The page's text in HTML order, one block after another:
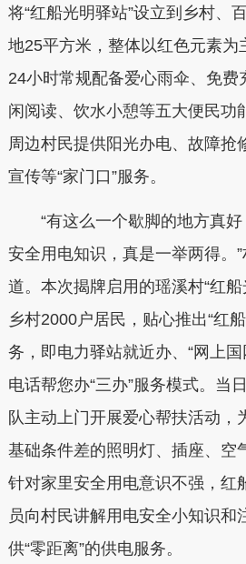
将“红船光明驿站”设立到乡村、
地25平方米，整体以红色元素为
24小时常规配备爱心雨伞、免费
闲阅读、饮水小憩等五大便民功
周边村民提供阳光办电、故障抢
宣传等“家门口”服务。
“有这么一个歇脚的地方真
安全用电知识，真是一举两得。
道。本次揭牌启用的瑶溪村“红
乡村2000户居民，贴心推出“红
务，即电力驿站就近办、“网上
电话帮您办“三办”服务模式。当
队主动上门开展爱心帮扶活动，
基础条件差的照明灯、插座、空
针对家里安全用电意识不强，红
员向村民讲解用电安全小知识和
供“零距离”的供电服务。